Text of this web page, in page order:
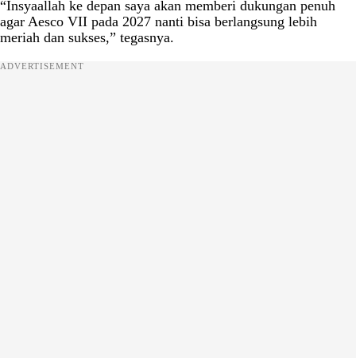
“Insyaallah ke depan saya akan memberi dukungan penuh
agar Aesco VII pada 2027 nanti bisa berlangsung lebih
meriah dan sukses,” tegasnya.
ADVERTISEMENT